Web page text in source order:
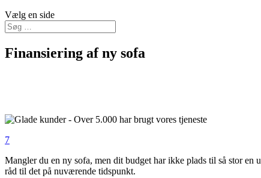
Vælg en side
Finansiering af ny sofa
7
Mangler du en ny sofa, men dit budget har ikke plads til så stor
råd til det på nuværende tidspunkt.